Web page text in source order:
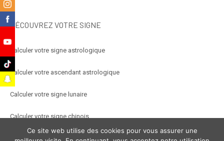
DÉCOUVREZ VOTRE SIGNE
Calculer votre signe astrologique
Calculer votre ascendant astrologique
Calculer votre signe lunaire
Calculer votre signe chinois
Calculer votre signe arabe
Ce site web utilise des cookies pour vous assurer une